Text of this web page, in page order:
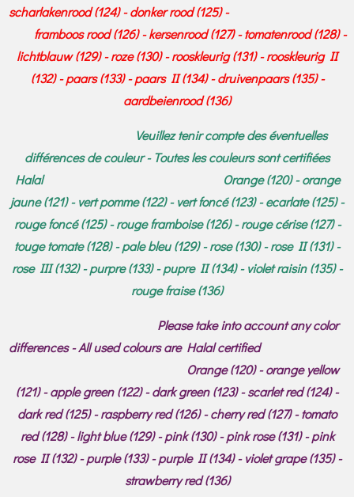
scharlakenrood (124) - donker rood (125) -
framboos rood (126) - kersenrood (127) - tomatenrood (128) -
lichtblauw (129) - roze (130) - rooskleurig (131) - rooskleurig II
(132) - paars (133) - paars II (134) - druivenpaars (135) -
aardbeienrood (136)
Veuillez tenir compte des éventuelles
différences de couleur - Toutes les couleurs sont certifiées
Halal Orange (120) - orange
jaune (121) - vert pomme (122) - vert foncé (123) - ecarlate (125) -
rouge foncé (125) - rouge framboise (126) - rouge cérise (127) -
touge tomate (128) - pale bleu (129) - rose (130) - rose II (131) -
rose III (132) - purpre (133) - pupre II (134) - violet raisin (135) -
rouge fraise (136)
Please take into account any color
differences - All used colours are Halal certified
Orange (120) - orange yellow
(121) - apple green (122) - dark green (123) - scarlet red (124) -
dark red (125) - raspberry red (126) - cherry red (127) - tomato
red (128) - light blue (129) - pink (130) - pink rose (131) - pink
rose II (132) - purple (133) - purple II (134) - violet grape (135) -
strawberry red (136)